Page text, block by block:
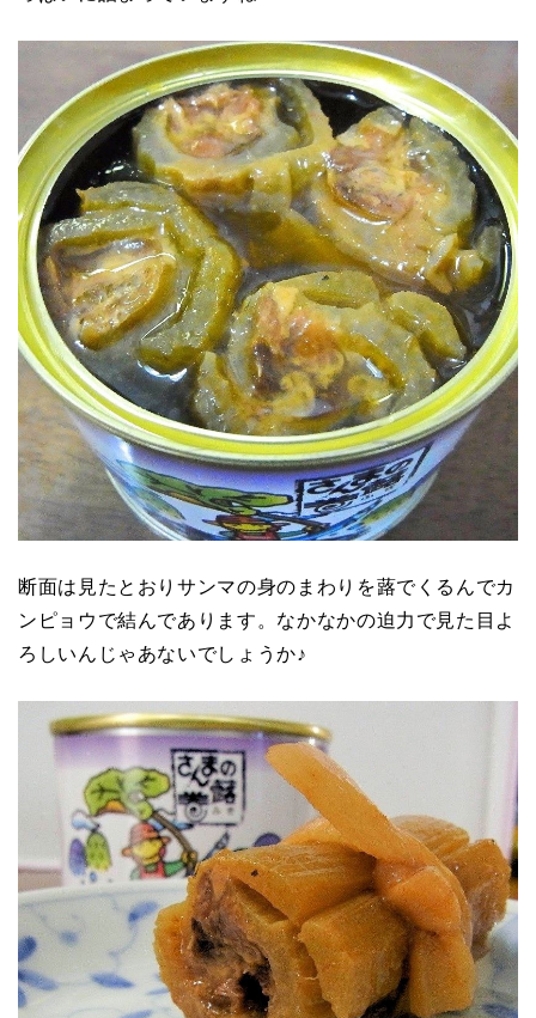
断面は見たとおりサンマの身のまわりを蕗でくるんでカ
ンピョウで結んであります。なかなかの迫力で見た目よ
ろしいんじゃあないでしょうか♪